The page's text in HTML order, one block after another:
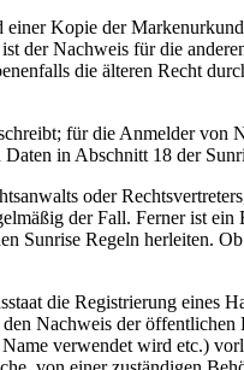
einer Kopie der
der Nachweis für die
die älteren Recht
für die Anmelder von
in Abschnitt 18 der
oder
der Fall. Ferner ist
Sunrise Regeln herleiten.
die Registrierung eines
Nachweis der öffentlichen
verwendet wird etc.)